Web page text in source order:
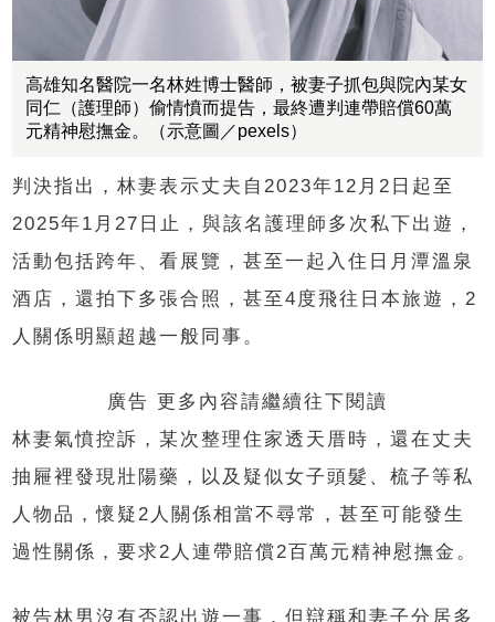
高雄知名醫院一名林姓博士醫師，被妻子抓包與院內某女
同仁（護理師）偷情憤而提告，最終遭判連帶賠償60萬
元精神慰撫金。（示意圖／pexels）
判決指出，林妻表示丈夫自2023年12月2日起至
2025年1月27日止，與該名護理師多次私下出遊，
活動包括跨年、看展覽，甚至一起入住日月潭溫泉
酒店，還拍下多張合照，甚至4度飛往日本旅遊，2
人關係明顯超越一般同事。
廣告 更多內容請繼續往下閱讀
林妻氣憤控訴，某次整理住家透天厝時，還在丈夫
抽屜裡發現壯陽藥，以及疑似女子頭髮、梳子等私
人物品，懷疑2人關係相當不尋常，甚至可能發生
過性關係，要求2人連帶賠償2百萬元精神慰撫金。
被告林男沒有否認出遊一事，但辯稱和妻子分居多